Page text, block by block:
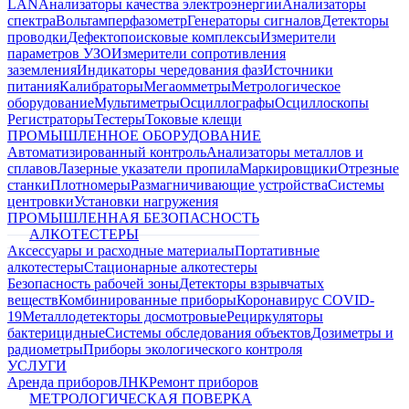
LANАнализаторы качества электроэнергииАнализаторы
спектраВольтамперфазометрГенераторы сигналовДетекторы
проводкиДефектопоисковые комплексыИзмерители
параметров УЗОИзмерители сопротивления
заземленияИндикаторы чередования фазИсточники
питанияКалибраторыМегаомметрыМетрологическое
оборудованиеМультиметрыОсциллографыОсциллоскопы
РегистраторыТестерыТоковые клещи
ПРОМЫШЛЕННОЕ ОБОРУДОВАНИЕ
Автоматизированный контрольАнализаторы металлов и
сплавовЛазерные указатели пропилаМаркировщикиОтрезные
станкиПлотномерыРазмагничивающие устройстваСистемы
центровкиУстановки нагружения
ПРОМЫШЛЕННАЯ БЕЗОПАСНОСТЬ
АЛКОТЕСТЕРЫ
Аксессуары и расходные материалыПортативные
алкотестерыСтационарные алкотестеры
Безопасность рабочей зоныДетекторы взрывчатых
веществКомбинированные приборыКоронавирус COVID-
19Металлодетекторы досмотровыеРециркуляторы
бактерицидныеСистемы обследования объектовДозиметры и
радиометрыПриборы экологического контроля
УСЛУГИ
Аренда приборовЛНКРемонт приборов
МЕТРОЛОГИЧЕСКАЯ ПОВЕРКА